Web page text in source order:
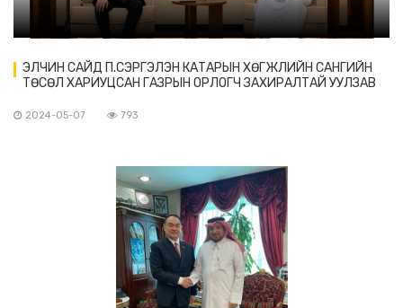
ЭЛЧИН САЙД П.СЭРГЭЛЭН КАТАРЫН ХӨГЖЛИЙН САНГИЙН
ТӨСӨЛ ХАРИУЦСАН ГАЗРЫН ОРЛОГЧ ЗАХИРАЛТАЙ УУЛЗАВ
2024-05-07 793